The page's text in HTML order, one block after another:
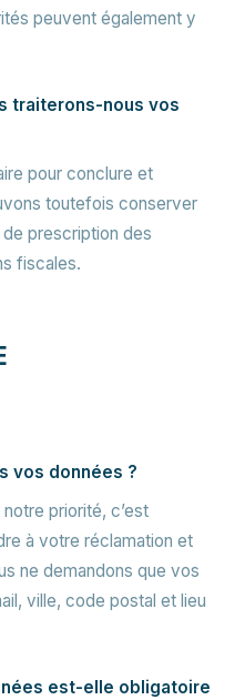
peuvent également y
traiterons-nous vos
pour conclure et
toutefois conserver
prescription des
fiscales.
vos données ?
priorité, c’est
à votre réclamation et
ne demandons que vos
ville, code postal et lieu
est-elle obligatoire